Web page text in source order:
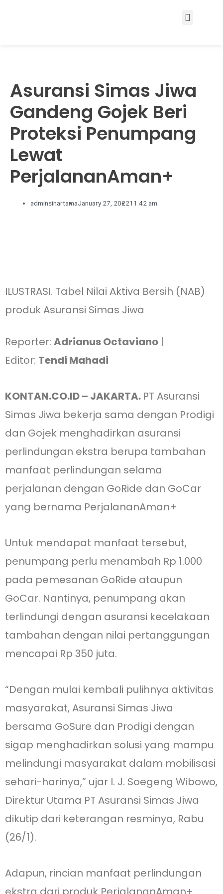
Asuransi Simas Jiwa
Gandeng Gojek Beri
Proteksi Penumpang
Lewat
PerjalananAman+
adminsinartamaJanuary 27, 202211:42 am
ILUSTRASI. Tabel Nilai Aktiva Bersih (NAB)
produk Asuransi Simas Jiwa
Reporter: Adrianus Octaviano |
Editor: Tendi Mahadi
KONTAN.CO.ID – JAKARTA. PT Asuransi
Simas Jiwa bekerja sama dengan Prodigi
dan Gojek menghadirkan asuransi
perlindungan ekstra berupa tambahan
manfaat perlindungan selama
perjalanan dengan GoRide dan GoCar
yang bernama PerjalananAman+
Untuk mendapat manfaat tersebut,
penumpang perlu menambah Rp 1.000
pada pemesanan GoRide ataupun
GoCar. Nantinya, penumpang akan
terlindungi dengan asuransi kecelakaan
tambahan dengan nilai pertanggungan
mencapai Rp 350 juta.
“Dengan mulai kembali pulihnya aktivitas
masyarakat, Asuransi Simas Jiwa
bersama GoSure dan Prodigi dengan
sigap menghadirkan solusi yang mampu
melindungi masyarakat dalam mobilisasi
sehari-harinya,” ujar I. J. Soegeng Wibowo,
Direktur Utama PT Asuransi Simas Jiwa
dikutip dari keterangan resminya, Rabu
(26/1).
Adapun, rincian manfaat perlindungan